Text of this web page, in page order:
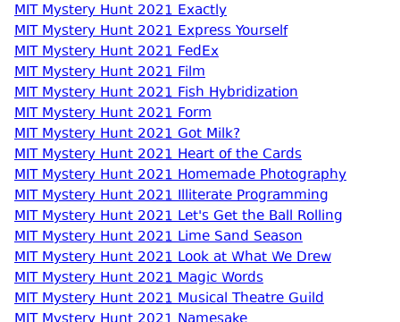
MIT Mystery Hunt 2021 Exactly
MIT Mystery Hunt 2021 Express Yourself
MIT Mystery Hunt 2021 FedEx
MIT Mystery Hunt 2021 Film
MIT Mystery Hunt 2021 Fish Hybridization
MIT Mystery Hunt 2021 Form
MIT Mystery Hunt 2021 Got Milk?
MIT Mystery Hunt 2021 Heart of the Cards
MIT Mystery Hunt 2021 Homemade Photography
MIT Mystery Hunt 2021 Illiterate Programming
MIT Mystery Hunt 2021 Let's Get the Ball Rolling
MIT Mystery Hunt 2021 Lime Sand Season
MIT Mystery Hunt 2021 Look at What We Drew
MIT Mystery Hunt 2021 Magic Words
MIT Mystery Hunt 2021 Musical Theatre Guild